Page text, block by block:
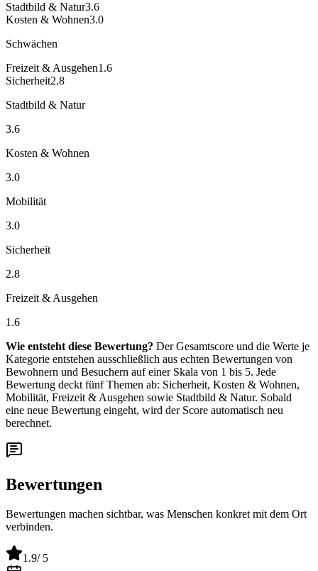
Stadtbild & Natur3.6
Kosten & Wohnen3.0
Schwächen
Freizeit & Ausgehen1.6
Sicherheit2.8
Stadtbild & Natur
3.6
Kosten & Wohnen
3.0
Mobilität
3.0
Sicherheit
2.8
Freizeit & Ausgehen
1.6
Wie entsteht diese Bewertung? Der Gesamtscore und die Werte je
Kategorie entstehen ausschließlich aus echten Bewertungen von
Bewohnern und Besuchern auf einer Skala von 1 bis 5. Jede
Bewertung deckt fünf Themen ab: Sicherheit, Kosten & Wohnen,
Mobilität, Freizeit & Ausgehen sowie Stadtbild & Natur. Sobald
eine neue Bewertung eingeht, wird der Score automatisch neu
berechnet.
Bewertungen
Bewertungen machen sichtbar, was Menschen konkret mit dem Ort
verbinden.
1.9/ 5